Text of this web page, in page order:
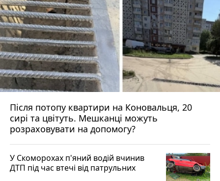
Після потопу квартири на Коновальця, 20
сирі та цвітуть. Мешканці можуть
розраховувати на допомогу?
У Скоморохах п'яний водій вчинив
ДТП під час втечі від патрульних